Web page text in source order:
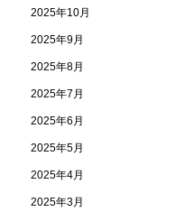
2025年10月
2025年9月
2025年8月
2025年7月
2025年6月
2025年5月
2025年4月
2025年3月